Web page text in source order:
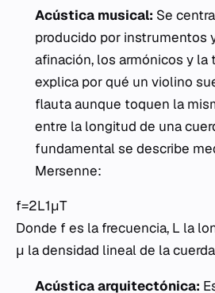
Acústica musical: Se
producido por instrumentos
afinación, los armónicos y la
explica por qué un violino
flauta aunque toquen la
entre la longitud de una
fundamental se describe
Mersenne:
f=2L1​μT​​
Donde f es la frecuencia, L la
μ la densidad lineal de la
Acústica arquitectónica: